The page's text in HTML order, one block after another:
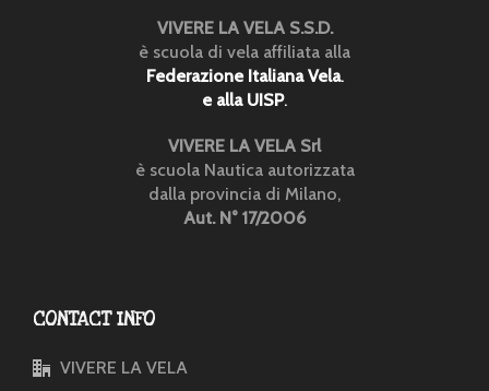
VIVERE LA VELA S.S.D.
è scuola di vela affiliata alla
Federazione Italiana Vela.
e alla UISP.
VIVERE LA VELA Srl
è scuola Nautica autorizzata
dalla provincia di Milano,
Aut. N° 17/2006
CONTACT INFO
VIVERE LA VELA